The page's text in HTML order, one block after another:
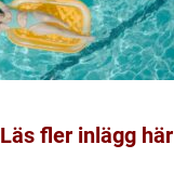
Läs fler inlägg här